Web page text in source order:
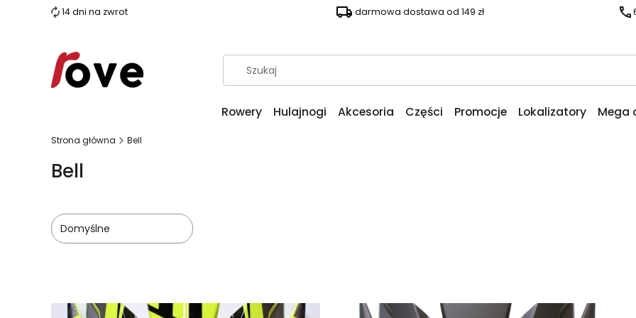
14 dni na zwrot darmowa dostawa od 149 zł
Rowery Hulajnogi Akcesoria Części Promocje Lokalizatory Mega
Strona główna Bell
Bell
Domyślne